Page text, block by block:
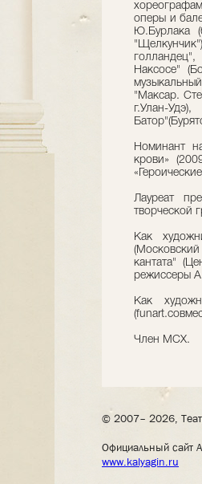
оперы и
Ю.Бурлака
Наксосе"
"Максар.
г.Улан-
Номинант
крови»
Лауреат
творческой
Как
кантата"
режиссеры
Как
Член МСХ.
© 2007– 2026,
Официальный сайт
www.kalyagin.ru